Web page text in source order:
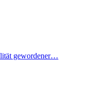
gewordener…